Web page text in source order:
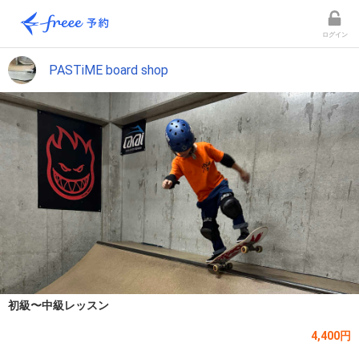
ログイン
PASTiME board shop
初級〜中級レッスン
4,400円